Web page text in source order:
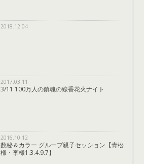
2018.12.04
2017.03.11
3/11 100万人の鎮魂の線香花火ナイト
2016.10.12
数秘＆カラー グループ親子セッション【青松
様・李様1.3.4.9.7】